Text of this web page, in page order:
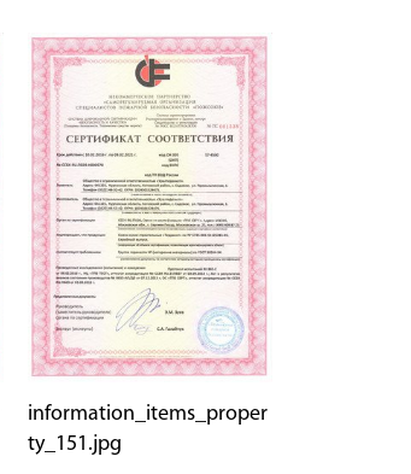
information_items_proper
ty_151.jpg